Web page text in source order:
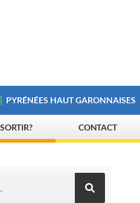
PYRÉNÉES HAUT GARONNAISES
CONTACT